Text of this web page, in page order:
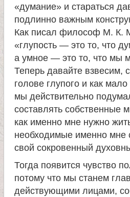
«думание» и стараться
подлинно важным
Как писал философ М. К.
«глупость — это то, что
а умное — это то, что мы
Теперь давайте взвесим,
голове глупого и как мало
мы действительно
составлять собственные
как именно мне нужно
необходимые именно мне
свой сокровенный
Тогда появится чувство
потому что мы станем
действующими лицами,